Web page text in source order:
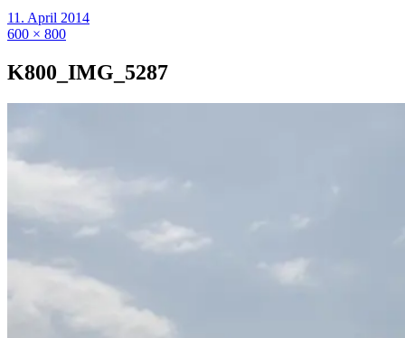
11. April 2014
600 × 800
K800_IMG_5287